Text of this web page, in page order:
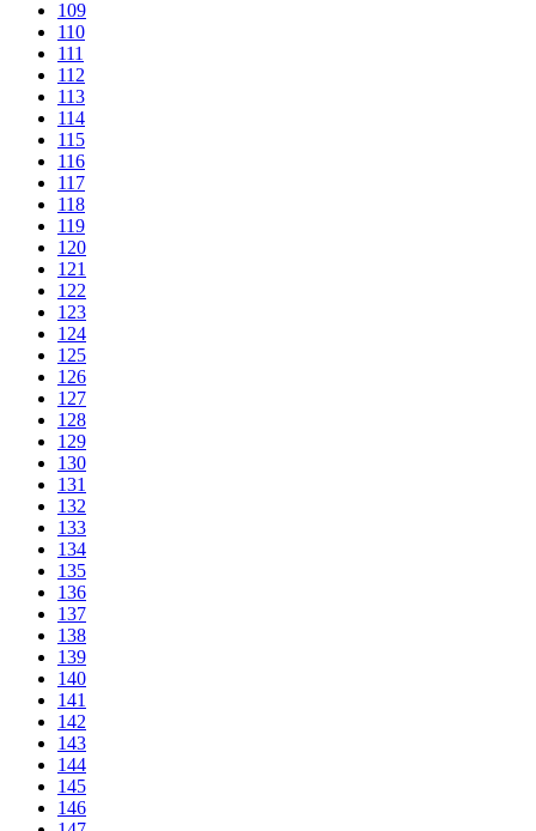
109
110
111
112
113
114
115
116
117
118
119
120
121
122
123
124
125
126
127
128
129
130
131
132
133
134
135
136
137
138
139
140
141
142
143
144
145
146